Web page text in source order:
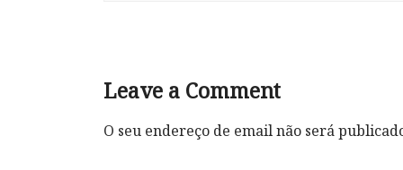
Leave a Comment
O seu endereço de email não será